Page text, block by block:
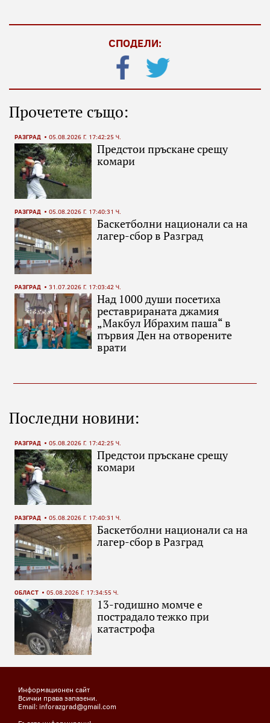
СПОДЕЛИ:
Прочетете също:
РАЗГРАД 05.08.2026 Г. 17:42:25 Ч.
Предстои пръскане срещу
комари
РАЗГРАД 05.08.2026 Г. 17:40:31 Ч.
Баскетболни национали са на
лагер-сбор в Разград
РАЗГРАД 31.07.2026 Г. 17:03:42 Ч.
Над 1000 души посетиха
реставрираната джамия
„Макбул Ибрахим паша“ в
първия Ден на отворените
врати
Последни новини:
РАЗГРАД 05.08.2026 Г. 17:42:25 Ч.
Предстои пръскане срещу
комари
РАЗГРАД 05.08.2026 Г. 17:40:31 Ч.
Баскетболни национали са на
лагер-сбор в Разград
ОБЛАСТ 05.08.2026 Г. 17:34:55 Ч.
13-годишно момче е
пострадало тежко при
катастрофа
Информационен сайт
Всички права запазени.
Email: inforazgrad@gmail.com